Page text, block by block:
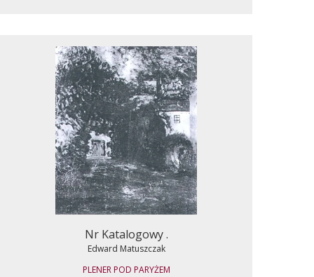
Nr Katalogowy .
Edward Matuszczak
PLENER POD PARYŻEM